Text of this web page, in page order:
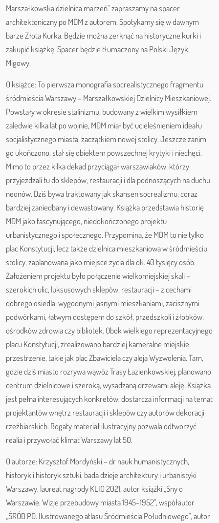
Marszałkowska dzielnica marzeń" zapraszamy na spacer
architektoniczny po MDM z autorem. Spotykamy się w dawnym
barze Złota Kurka. Będzie można zerknąć na historyczne kurki i
zakupić książkę. Spacer będzie tłumaczony na Polski Język
Migowy.
O książce: To pierwsza monografia socrealistycznego fragmentu
śródmieścia Warszawy – Marszałkowskiej Dzielnicy Mieszkaniowej.
Powstały w okresie stalinizmu, budowany z wielkim wysiłkiem
zaledwie kilka lat po wojnie, MDM miał być ucieleśnieniem ideału
socjalistycznego miasta, zaczątkiem nowej stolicy. Jeszcze zanim
go ukończono, stał się obiektem powszechnej krytyki i niechęci.
Mimo to przez kilka dekad przyciągał warszawiaków, którzy
przyjeżdżali tu do sklepów, restauracji i dla podnoszących na duchu
neonów. Dziś bywa traktowany jak skansen socrealizmu, coraz
bardziej zaniedbany i dewastowany. Książka przedstawia historię
MDM jako fascynującego, niedokończonego projektu
urbanistycznego i społecznego. Przypomina, że MDM to nie tylko
plac Konstytucji, lecz także dzielnica mieszkaniowa w śródmieściu
stolicy, zaplanowana jako miejsce życia dla ok. 40 tysięcy osób.
Założeniem projektu było połączenie wielkomiejskiej skali –
szerokich ulic, luksusowych sklepów, restauracji – z cechami
dobrego osiedla: wygodnymi jasnymi mieszkaniami, zacisznymi
podwórkami, łatwym dostępem do szkół, przedszkoli i żłobków,
ośrodków zdrowia czy bibliotek. Obok wielkiego reprezentacyjnego
placu Konstytucji, zrealizowano bardziej kameralne miejskie
przestrzenie, takie jak plac Zbawiciela czy aleja Wyzwolenia. Tam,
gdzie dziś miasto rozrywa wąwóz Trasy Łazienkowskiej, planowano
centrum dzielnicowe i szeroką, wysadzaną drzewami aleję. Książka
jest pełna interesujących konkretów, dostarcza informacji na temat
projektantów wnętrz restauracji i sklepów czy autorów dekoracji
rzeźbiarskich. Bogaty materiał ilustracyjny pozwala odtworzyć
realia i przywołać klimat Warszawy lat 50.
O autorze: Krzysztof Mordyński – dr nauk humanistycznych,
historyk i historyk sztuki, bada dzieje architektury i urbanistyki
Warszawy, laureat nagrody KLIO 2021, autor książki „Sny o
Warszawie. Wizje przebudowy miasta 1945–1952", współautor
„ŚRÓD PD. Ilustrowanego atlasu Śródmieścia Południowego", autor